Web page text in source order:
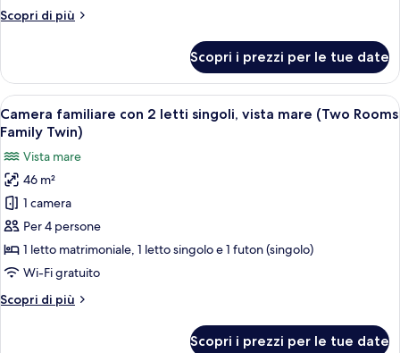
letti
oceano
parziale
Scopri di più
Altri
Deluxe
con
2
letti
singoli,
vista
oceano
parziale
Scopri i prezzi per le tue date
Apri
tutte
foto
per
Camera
familiare
con
2
singoli,
Camera familiare con 2 letti singoli,
7
Camera familiare con 2 letti singoli, vista mare (Two Rooms
Family Twin)
Vista mare
46 m²
1 camera
Per 4 persone
1 letto matrimoniale, 1 letto singolo e 1 futon (singolo)
Wi-Fi gratuito
Scopri di più
Altri
Scopri i prezzi per le tue date